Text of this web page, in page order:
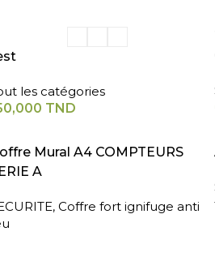
les catégories
TND
LA SUITE
Mural A4 COMPTEURS
A
, Coffre fort ignifuge anti